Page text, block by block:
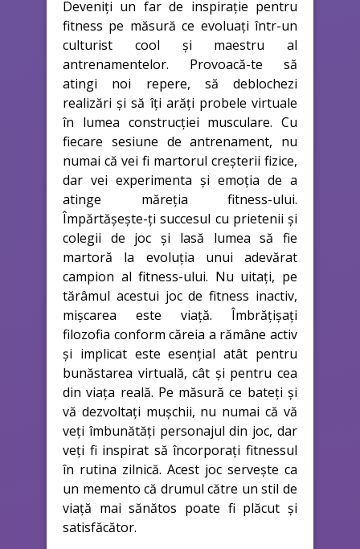
Deveniți un far de inspirație pentru
fitness pe măsură ce evoluați într-un
culturist cool și maestru al
antrenamentelor. Provoacă-te să
atingi noi repere, să deblochezi
realizări și să îți arăți probele virtuale
în lumea construcției musculare. Cu
fiecare sesiune de antrenament, nu
numai că vei fi martorul creșterii fizice,
dar vei experimenta și emoția de a
atinge măreția fitness-ului.
Împărtășește-ți succesul cu prietenii și
colegii de joc și lasă lumea să fie
martoră la evoluția unui adevărat
campion al fitness-ului. Nu uitați, pe
tărâmul acestui joc de fitness inactiv,
mișcarea este viață. Îmbrățișați
filozofia conform căreia a rămâne activ
și implicat este esențial atât pentru
bunăstarea virtuală, cât și pentru cea
din viața reală. Pe măsură ce bateți și
vă dezvoltați mușchii, nu numai că vă
veți îmbunătăți personajul din joc, dar
veți fi inspirat să încorporați fitnessul
în rutina zilnică. Acest joc servește ca
un memento că drumul către un stil de
viață mai sănătos poate fi plăcut și
satisfăcător.